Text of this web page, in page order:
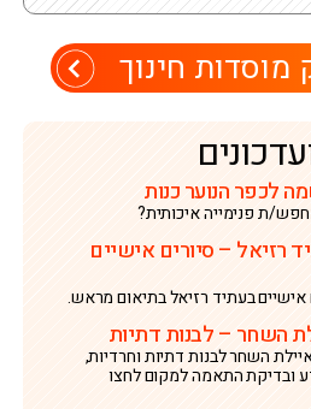
מוסדות חינוך
לכפר הנוער כנות
ת פנימייה איכותית?
רזיאל – סיורים אישיים
אישיים בעתיד רזיאל בתיאום מראש.
השחר – לבנות דתיות
השחר לבנות דתיות וחרדיות,
ובדיקת התאמה למקום לחצו